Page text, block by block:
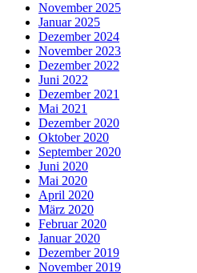
November 2025
Januar 2025
Dezember 2024
November 2023
Dezember 2022
Juni 2022
Dezember 2021
Mai 2021
Dezember 2020
Oktober 2020
September 2020
Juni 2020
Mai 2020
April 2020
März 2020
Februar 2020
Januar 2020
Dezember 2019
November 2019